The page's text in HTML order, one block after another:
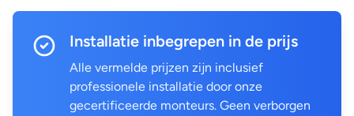
Installatie inbegrepen in de prijs
Alle vermelde prijzen zijn inclusief
professionele installatie door onze
gecertificeerde monteurs. Geen verborgen